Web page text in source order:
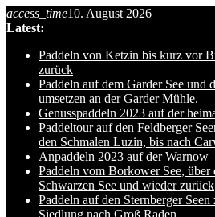
Skip
to
content
access_time10. August 2026
Latest:
Paddeln von Ketzin bis kurz vor
zurück
Paddeln auf dem Garder See und
umsetzen an der Garder Mühle.
Genusspaddeln 2023 auf der
Paddeltour auf den Feldberger
den Schmalen Luzin, bis nach
Anpaddeln 2023 auf der Warnow
Paddeln vom Borkower See,
Schwarzen See und wieder zurück
Paddeln auf den Sternberger
Siedlung nach Groß Raden